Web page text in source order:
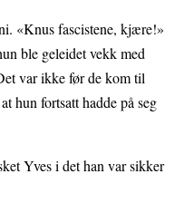
«Knus fascistene, kjære!»
ble geleidet vekk med
var ikke før de kom til
hun fortsatt hadde på seg
Yves i det han var sikker